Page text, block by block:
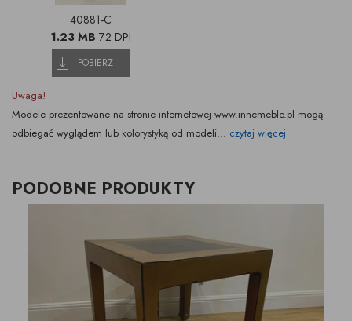
40881-C
1.23 MB 72 DPI
POBIERZ
Uwaga!
Modele prezentowane na stronie internetowej www.innemeble.pl mogą
odbiegać wyglądem lub kolorystyką od modeli... czytaj więcej
PODOBNE PRODUKTY